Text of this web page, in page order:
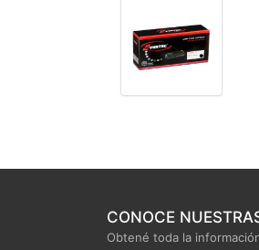
CONOCE
Obtené toda la